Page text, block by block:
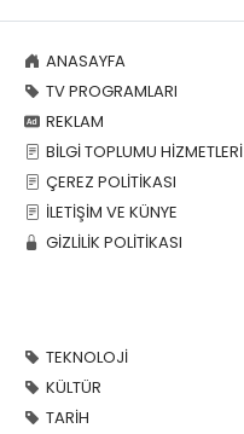
ANASAYFA
TV PROGRAMLARI
REKLAM
BİLGİ TOPLUMU HİZMETLERİ
ÇEREZ POLİTİKASI
İLETİŞİM VE KÜNYE
GİZLİLİK POLİTİKASI
TEKNOLOJİ
KÜLTÜR
TARİH